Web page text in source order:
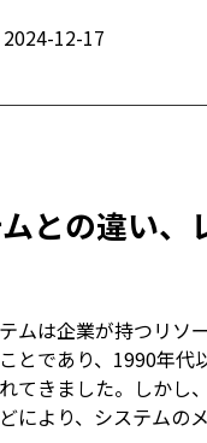
2024-12-17
との違い、
ムは企業が持つリソ
とであり、1990年
てきました。しかし
により、システムの